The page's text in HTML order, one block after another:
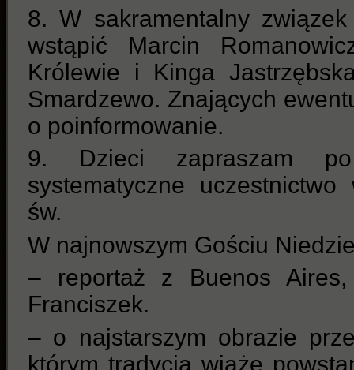
8. W sakramentalny
wstąpić Marcin
Królewie i Kinga
Smardzewo. Znających
o poinformowanie.
9. Dzieci zapraszam
systematyczne
św.
W najnowszym Gościu
– reportaż z Buenos
Franciszek.
– o najstarszym obrazie
którym tradycja wiąże